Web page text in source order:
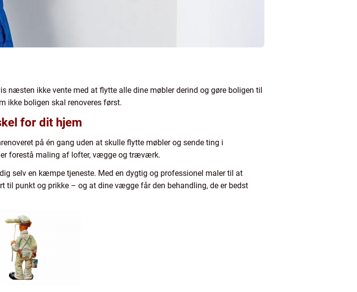
næsten ikke vente med at flytte alle dine møbler derind og gøre boligen til
ikke boligen skal renoveres først.
for dit hjem
på én gang uden at skulle flytte møbler og sende ting i
forestå maling af lofter, vægge og træværk.
selv en kæmpe tjeneste. Med en dygtig og professionel maler til at
til punkt og prikke – og at dine vægge får den behandling, de er bedst